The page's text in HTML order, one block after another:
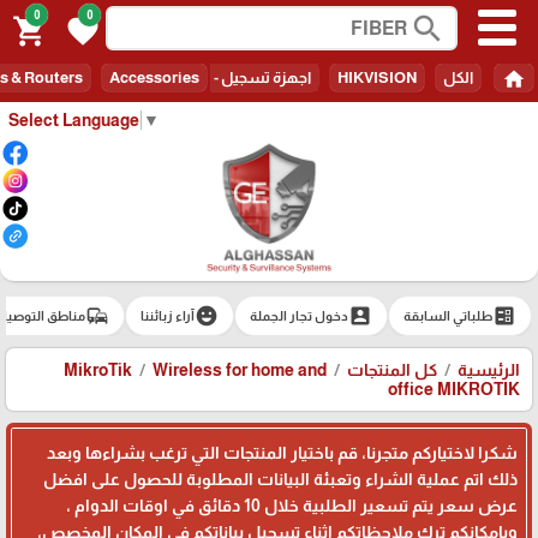
Select Language ▼
search
0
favorite
0
shopping_cart
home الكل HIKVISION اجهزة تسجيل - Recorders & Routers Accessories
ballotطلباتي السابقة account_boxدخول تجار الجملة emoji_emotionsآراء زبائننا commuteمناطق
الرئيسية كل المنتجات MikroTik
Wireless for home and
office MIKROTIK
شكرا لاختياركم متجرنا، قم باختيار المنتجات التي ترغب بشراءها وبعد
ذلك اتم عملية الشراء وتعبئة البيانات المطلوبة للحصول على افضل
عرض سعر يتم تسعير الطلبية خلال 10 دقائق في اوقات الدوام ،
وبامكانكم ترك ملاحظاتكم اثناء تسجيل بياناتكم في المكان المخصص،